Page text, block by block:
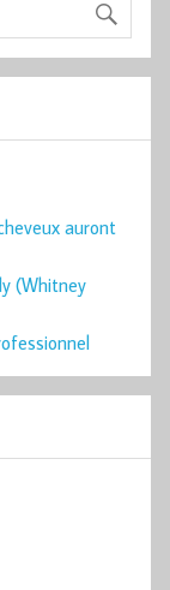
auront
(Whitney